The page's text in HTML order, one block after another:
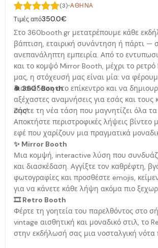
(3)·ΑΘΉΝΑ
Τιμές από350.0€
Στο 360booth.gr μετατρέπουμε κάθε
βάπτιση, εταιρική συνάντηση ή πάρτι —
ανεπανάληπτη εμπειρία. Από το
και το κομψό Mirror Booth, μέχρι το
μας, η στόχευσή μας είναι μία: να
διασκέδαση στο επίκεντρο και να
αξέχαστες αναμνήσεις για εσάς και τους
σας!
⏺ 360° Booth
Ζήστε τη νέα τάση που μαγνητίζει όλα
Αποκτήστε περιστροφικές λήψεις βίντεο
εφέ που χαρίζουν μια πραγματικά
✨ Mirror Booth
Μια κομψή, interactive λύση που
και διασκέδαση. Αγγίξτε τον καθρέφτη,
φωτογραφίες και προσθέστε emojis,
για να κάνετε κάθε λήψη ακόμα πιο
🎞 Retro Booth
Φέρτε τη γοητεία του παρελθόντος στο
vintage αισθητική και μοναδικό στιλ, το
στην εκδήλωσή σας μια νοσταλγική νότα